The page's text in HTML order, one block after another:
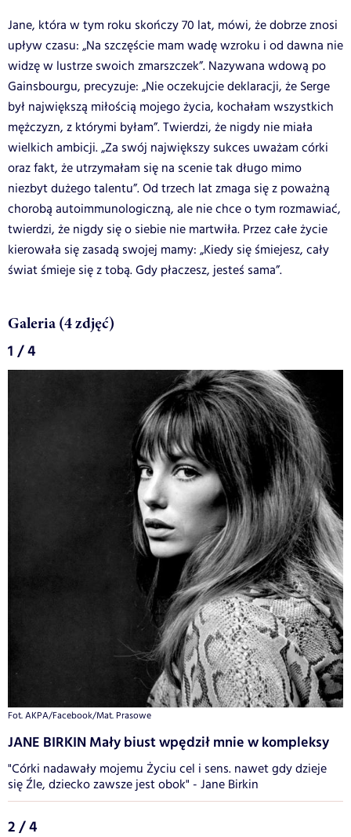
Jane, która w tym roku skończy 70 lat, mówi, że dobrze znosi
upływ czasu: „Na szczęście mam wadę wzroku i od dawna nie
widzę w lustrze swoich zmarszczek”. Nazywana wdową po
Gainsbourgu, precyzuje: „Nie oczekujcie deklaracji, że Serge
był największą miłością mojego życia, kochałam wszystkich
mężczyzn, z którymi byłam”. Twierdzi, że nigdy nie miała
wielkich ambicji. „Za swój największy sukces uważam córki
oraz fakt, że utrzymałam się na scenie tak długo mimo
niezbyt dużego talentu”. Od trzech lat zmaga się z poważną
chorobą autoimmunologiczną, ale nie chce o tym rozmawiać,
twierdzi, że nigdy się o siebie nie martwiła. Przez całe życie
kierowała się zasadą swojej mamy: „Kiedy się śmiejesz, cały
świat śmieje się z tobą. Gdy płaczesz, jesteś sama”.
Galeria (4 zdjęć)
1 / 4
Fot. AKPA/Facebook/Mat. Prasowe
JANE BIRKIN Mały biust wpędził mnie w kompleksy
"Córki nadawały mojemu Życiu cel i sens. nawet gdy dzieje
się Źle, dziecko zawsze jest obok" - Jane Birkin
2 / 4